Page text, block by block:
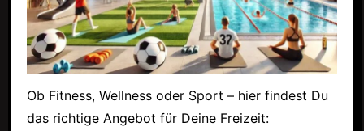
Ob Fitness, Wellness oder Sport – hier findest Du
das richtige Angebot für Deine Freizeit: